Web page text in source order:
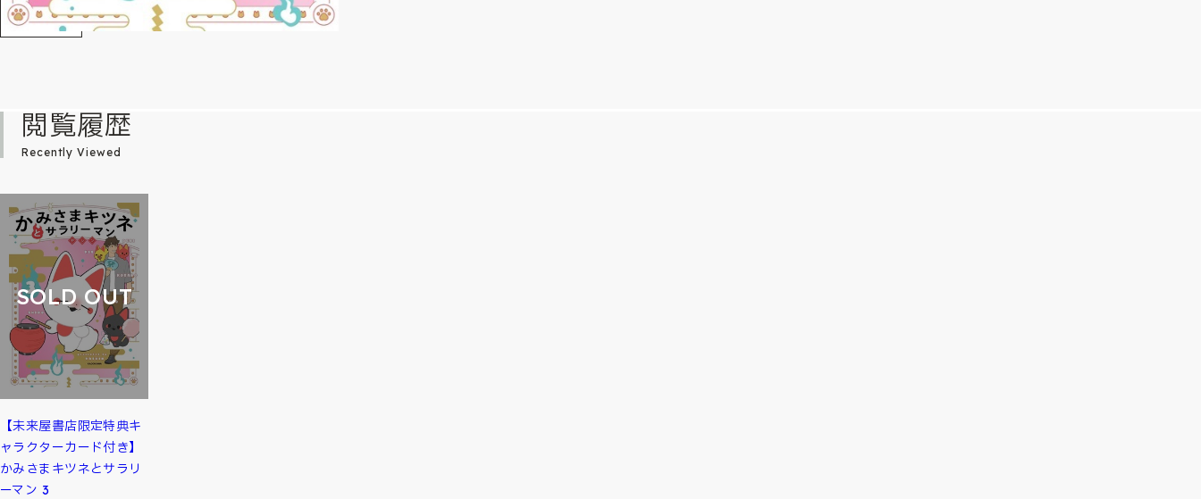
閲覧履歴
Recently Viewed
SOLD OUT
【未来屋書店限定特典キ
ャラクターカード付き】
かみさまキツネとサラリ
ーマン 3